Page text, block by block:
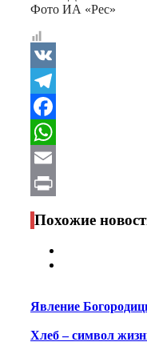
Фото ИА «Рес»
VK
Telegram
Facebook
WhatsApp
Email
Print
Похожие
Явление
Хлеб – символ